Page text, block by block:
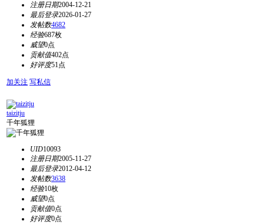
注册日期2004-12-21
最后登录2026-01-27
发帖数4682
经验687枚
威望0点
贡献值402点
好评度51点
加关注 写私信
taizitju
千年狐狸
UID10093
注册日期2005-11-27
最后登录2012-04-12
发帖数3638
经验10枚
威望0点
贡献值0点
好评度0点